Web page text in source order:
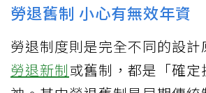
勞退舊制 小心有無效年資
勞退制度則是完全不同的設計
勞退新制或舊制，都是「確定